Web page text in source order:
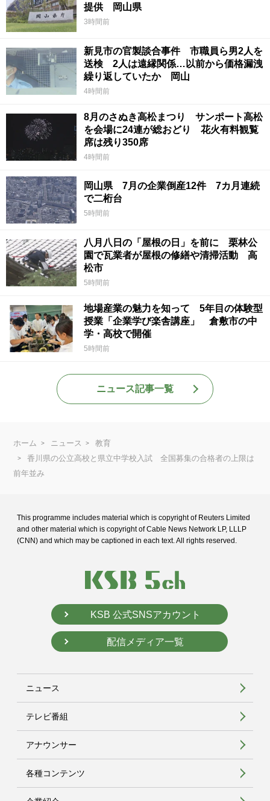
提供 岡山県
3時間前
新見市の官製談合事件 市職員ら男2人を
送検 2人は遠縁関係…以前から価格漏洩
繰り返していたか 岡山
4時間前
8月のさぬき高松まつり サンポート高松
を会場に24連が総おどり 花火有料観覧
席は残り350席
4時間前
岡山県 7月の企業倒産12件 7カ月連続
で二桁台
5時間前
八月八日の「屋根の日」を前に 栗林公
園で瓦業者が屋根の修繕や清掃活動 高
松市
5時間前
地場産業の魅力を知って 5年目の体験型
授業「企業学び楽舎講座」 倉敷市の中
学・高校で開催
5時間前
ニュース記事一覧
ホーム ニュース
教育
香川県の公立高校と県立中学校入試 全国募集の合格者の上限は
前年並み
This programme includes material which is copyright of Reuters Limited
and other material which is copyright of Cable News Network LP, LLLP
(CNN) and which may be captioned in each text. All rights reserved.
KSB 公式SNSアカウント
配信メディア一覧
ニュース
テレビ番組
アナウンサー
各種コンテンツ